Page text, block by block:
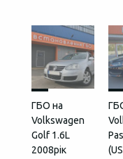
ГБО на
Volkswagen
Golf 1.6L
2008рік